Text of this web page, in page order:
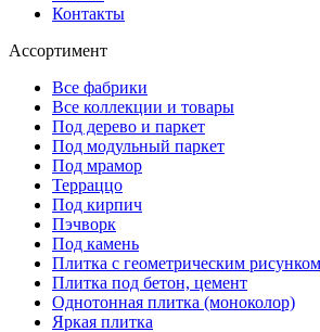
Контакты
Ассортимент
Все фабрики
Все коллекции и товары
Под дерево и паркет
Под модульный паркет
Под мрамор
Терраццо
Под кирпич
Пэчворк
Под камень
Плитка с геометрическим рисунком
Плитка под бетон, цемент
Однотонная плитка (моноколор)
Яркая плитка